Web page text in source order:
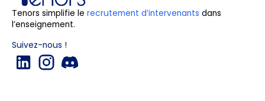
Tenors simplifie le recrutement d’intervenants dans
l’enseignement.
Suivez-nous !